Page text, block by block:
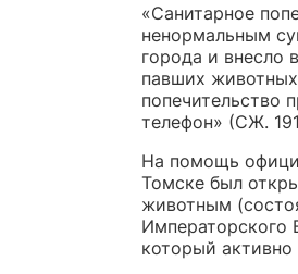
«Санитарное
ненормальным
города и внесло
павших
попечительство
телефон» (СЖ.
На помощь
Томске был
животным
Императорского
который